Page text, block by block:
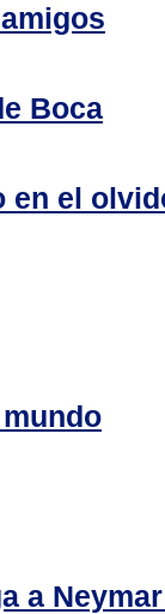
Boca
en el
a